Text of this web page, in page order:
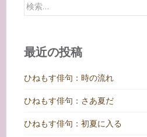
最近の投稿
ひねもす俳句：時の流れ
ひねもす俳句：さあ夏だ
ひねもす俳句：初夏に入る